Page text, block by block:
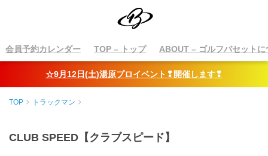
会員予約カレンダー TOP – トップ ABOUT – ゴルフバセットに
☆9月12日(土)湯原プロイベント❢開催します❢
TOP トラックマン
CLUB SPEED【クラブスピード】